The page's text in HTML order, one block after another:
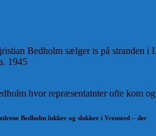
Bedholm sælger is på stranden i
1945
hvor repræsentatnter ofte kom
Bedholm lukker og slukker i Vrensted – der